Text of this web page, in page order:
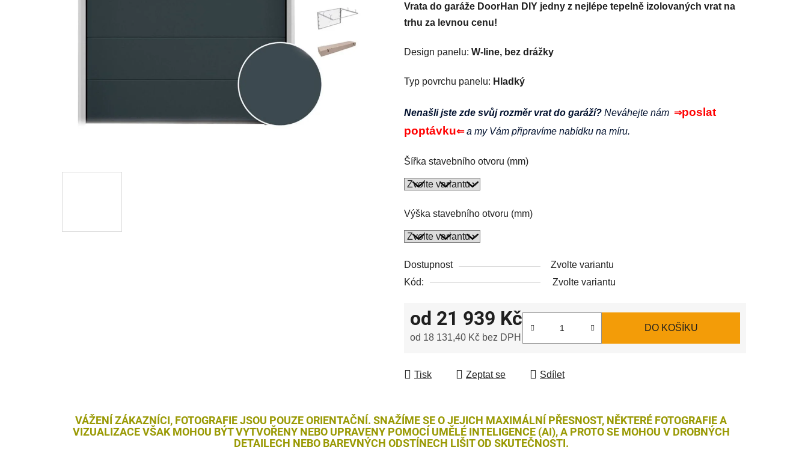
Vrata do garáže DoorHan DIY jedny z nejlépe tepelně izolovaných vrat na
trhu za levnou cenu!
Design panelu: W-line, bez drážky
Typ povrchu panelu: Hladký
Nenašli jste zde svůj rozměr vrat do garáží? Neváhejte nám ⇒poslat
poptávku⇐ a my Vám připravíme nabídku na míru.
Šířka stavebního otvoru (mm)
Výška stavebního otvoru (mm)
Dostupnost
Zvolte variantu
Kód:
Zvolte variantu
od 21 939 Kč
od 18 131,40 Kč bez DPH
DO KOŠÍKU
Tisk Zeptat se Sdílet
VÁŽENÍ ZÁKAZNÍCI, FOTOGRAFIE JSOU POUZE ORIENTAČNÍ. SNAŽÍME SE O JEJICH MAXIMÁLNÍ PŘESNOST, NĚKTERÉ FOTOGRAFIE A
VIZUALIZACE VŠAK MOHOU BÝT VYTVOŘENY NEBO UPRAVENY POMOCÍ UMĚLÉ INTELIGENCE (AI), A PROTO SE MOHOU V DROBNÝCH
DETAILECH NEBO BAREVNÝCH ODSTÍNECH LIŠIT OD SKUTEČNOSTI.